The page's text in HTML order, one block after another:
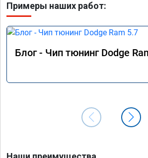
Примеры наших работ:
Блог - Чип тюнинг Dodge